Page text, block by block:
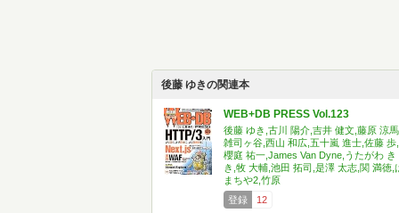
後藤 ゆきの関連本
WEB+DB PRESS Vol.123
後藤 ゆき,古川 陽介,吉井 健文,藤原 涼馬,
雑司ヶ谷,西山 和広,五十嵐 進士,佐藤 歩,
櫻庭 祐一,James Van Dyne,うたがわ き
き,牧 大輔,池田 拓司,是澤 太志,関 満徳,
まちや2,竹原
登録
12